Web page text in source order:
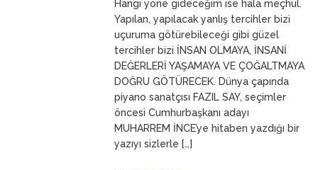
Hangi yöne gideceğim ise hala meçhul.
Yapılan, yapılacak yanlış tercihler bizi
uçuruma götürebileceği gibi güzel
tercihler bizi İNSAN OLMAYA, İNSANİ
DEĞERLERİ YAŞAMAYA VE ÇOĞALTMAYA
DOĞRU GÖTÜRECEK. Dünya çapında
piyano sanatçısı FAZIL SAY, seçimler
öncesi Cumhurbaşkanı adayı
MUHARREM İNCE’ye hitaben yazdığı bir
yazıyı sizlerle […]